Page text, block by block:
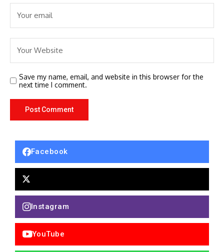
Save my name, email, and website in this browser for the
next time I comment.
Facebook
Instagram
YouTube